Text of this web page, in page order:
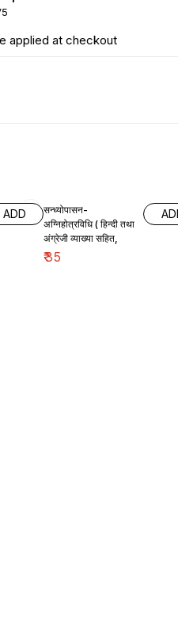
applied at checkout
ADD
सन्ध्योपासन-
अग्निहोत्रविधि ( हिन्दी तथा
अंग्रेजी व्याख्या सहित,
₹35